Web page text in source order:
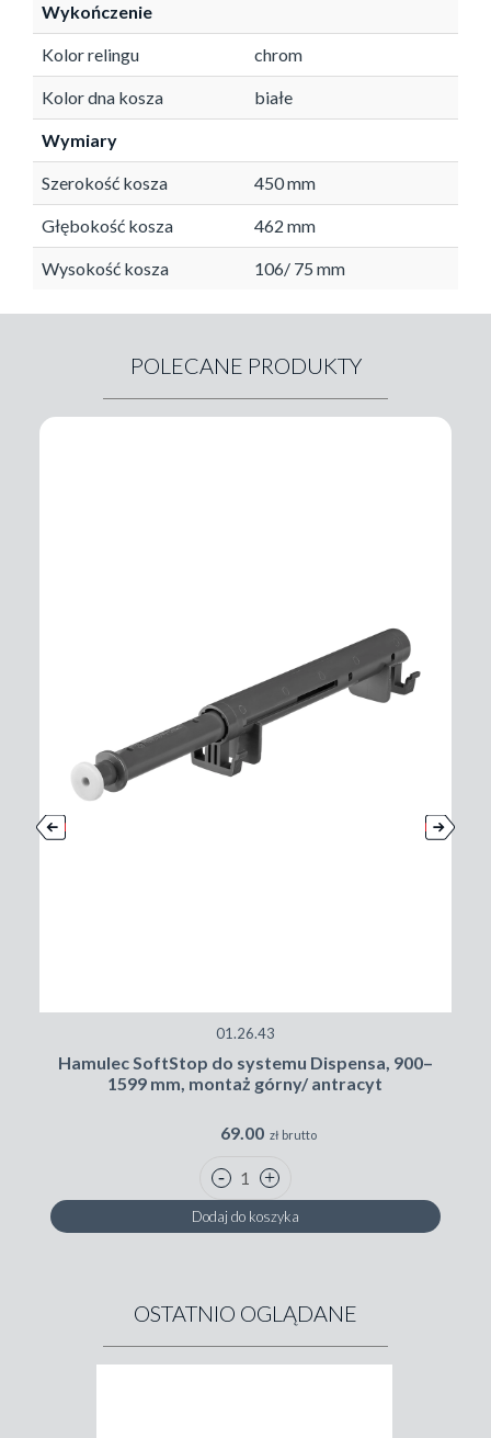
Wykończenie
Kolor relingu chrom
Kolor dna kosza białe
Wymiary
Szerokość kosza 450 mm
Głębokość kosza 462 mm
Wysokość kosza 106/ 75 mm
POLECANE PRODUKTY
01.26.43
Hamulec SoftStop do systemu Dispensa, 900–
1599 mm, montaż górny/ antracyt
69.00 zł brutto
Dodaj do koszyka
OSTATNIO OGLĄDANE